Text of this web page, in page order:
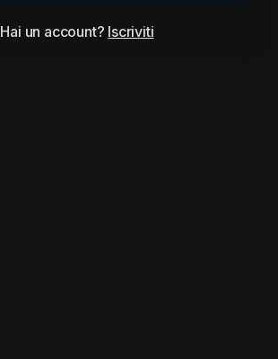
Hai un account? Iscriviti